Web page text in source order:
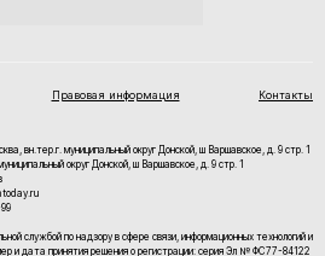
Правовая информация Контакты
вн.тер.г. муниципальный округ Донской, ш Варшавское, д. 9 стр. 1
округ Донской, ш Варшавское, д. 9 стр. 1
службой по надзору в сфере связи, информационных технологий и
и дата принятия решения о регистрации: серия Эл № ФС77-84122